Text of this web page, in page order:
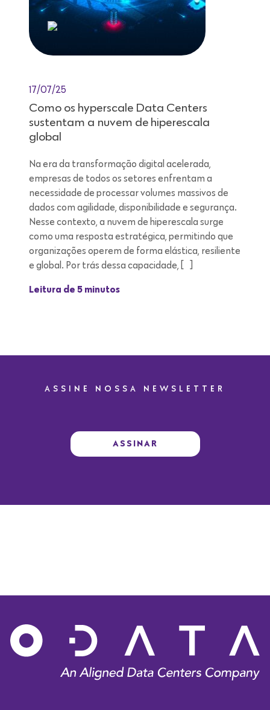
17/07/25
Como os hyperscale Data Centers
sustentam a nuvem de hiperescala
global
Na era da transformação digital acelerada,
empresas de todos os setores enfrentam a
necessidade de processar volumes massivos de
dados com agilidade, disponibilidade e segurança.
Nesse contexto, a nuvem de hiperescala surge
como uma resposta estratégica, permitindo que
organizações operem de forma elástica, resiliente
e global. Por trás dessa capacidade, […]
Leitura de 5 minutos
ASSINE NOSSA NEWSLETTER
ASSINAR